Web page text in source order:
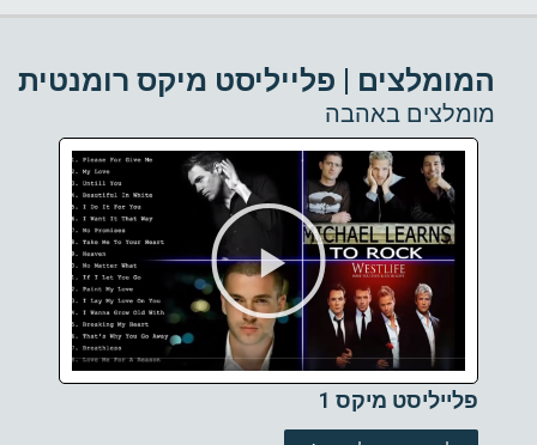
המומלצים | פלייליסט מיקס רומנטית
מומלצים באהבה
פלייליסט מיקס 1